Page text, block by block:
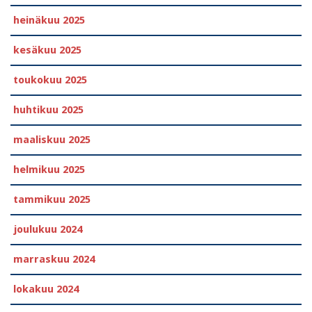
heinäkuu 2025
kesäkuu 2025
toukokuu 2025
huhtikuu 2025
maaliskuu 2025
helmikuu 2025
tammikuu 2025
joulukuu 2024
marraskuu 2024
lokakuu 2024